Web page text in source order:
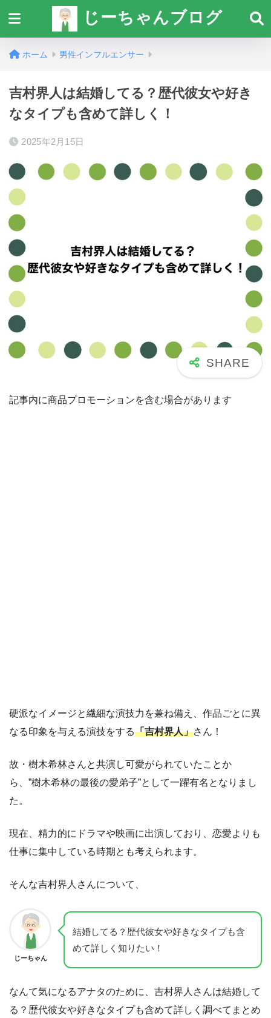
じーちゃんブログ
ホーム 男性インフルエンサー
吉村界人は結婚してる？歴代彼女や好き
なタイプも含めて詳しく！
2025年2月15日
記事内に商品プロモーションを含む場合があります
硬派なイメージと繊細な演技力を兼ね備え、作品ごとに異
なる印象を与える演技をする「吉村界人」さん！
故・樹木希林さんと共演し可愛がられていたことか
ら、”樹木希林の最後の愛弟子”として一躍有名となりまし
た。
現在、精力的にドラマや映画に出演しており、恋愛よりも
仕事に集中している時期とも考えられます。
そんな吉村界人さんについて、
じーちゃん
結婚してる？歴代彼女や好きなタイプも含
めて詳しく知りたい！
なんて気になるアナタのために、吉村界人さんは結婚して
る？歴代彼女や好きなタイプも含めて詳しく調べてまとめ